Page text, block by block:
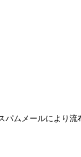
ムメールにより